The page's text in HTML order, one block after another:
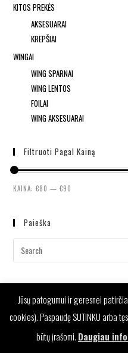
KITOS PREKĖS
AKSESUARAI
KREPŠIAI
WINGAI
WING SPARNAI
WING LENTOS
FOILAI
WING AKSESUARAI
Filtruoti Pagal Kainą
KAINA:€80 —€90
Paieška
Jūsų patogumui ir geresnei
cookies). Paspaudę SUTINKU arba
būtų įrašomi. Daugiau